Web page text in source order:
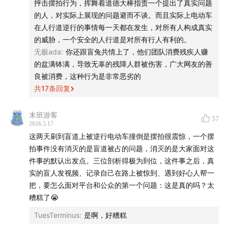
by Kong Ming, a visually impaired violinist and soon-
to-be PhD student, to unpack the deeper issues
underneath the controversy: the rise of disability
influencers, the public’s imagination of what disability
is supposed to look like, and the impossible tension
of trying to present an “authentic” disabled life
online. Why are disabled people constantly asked to
becomes a commodity, can authenticity still exist?
And is the real issue the staged video itself, or the
fact that so many people still don’t understand what
it actually means to live with a disability?
【时间轴 The When】
00:00:00｜盲兔事件始末：从热搜到“摆拍”反转
抨击摆拍行为，挥舞着道德大棒指责一个提出了真实问题
的人，对实际上展现的问题避而不谈。而且实际上电动车
在人行道逆行的事情每一天都在发生，对所有人构成真实
的威胁，一个安全的人行道是对所有行人有利的。
无极ada: 你还跟盲兔共情上了，他们团队消费残疾人赚
的盆满钵满，导致无辜的残障人群被伤害，广大网友的善
良被消费，这种行为是非常恶劣的
共17条回复
末班游客
2026.5.17
57
这两天刷到盲道上被逆行电动车撞倒是摆拍很震惊，一个摆
拍事件没有消灭的是盲道被占的问题，消灭的是大家面对这
件事的默认出发点。三位剖析得极为到位，这件事之后，真
实的盲人发视频、记录自己在路上被惊到、遇到好心人帮一
把，要怎么面对平台和公众的第一个问题：这是真的吗？太
糟糕了😭
TuesTerminus: 是啊，好糟糕